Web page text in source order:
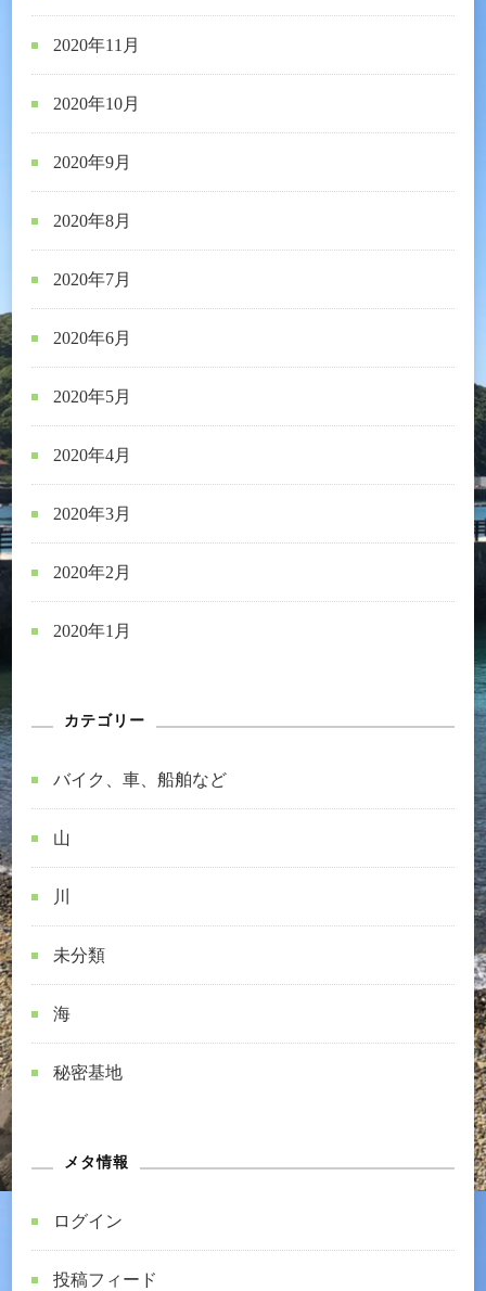
2020年11月
2020年10月
2020年9月
2020年8月
2020年7月
2020年6月
2020年5月
2020年4月
2020年3月
2020年2月
2020年1月
カテゴリー
バイク、車、船舶など
山
川
未分類
海
秘密基地
メタ情報
ログイン
投稿フィード